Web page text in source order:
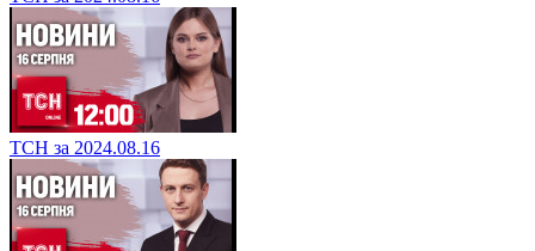
ТСН за 2024.08.16